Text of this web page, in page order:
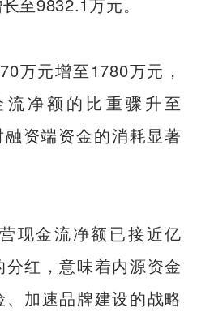
万元增至1780万元，
流净额的比重骤升至
资端资金的消耗显著
现金流净额已接近亿
红，意味着内源资金
加速品牌建设的战略